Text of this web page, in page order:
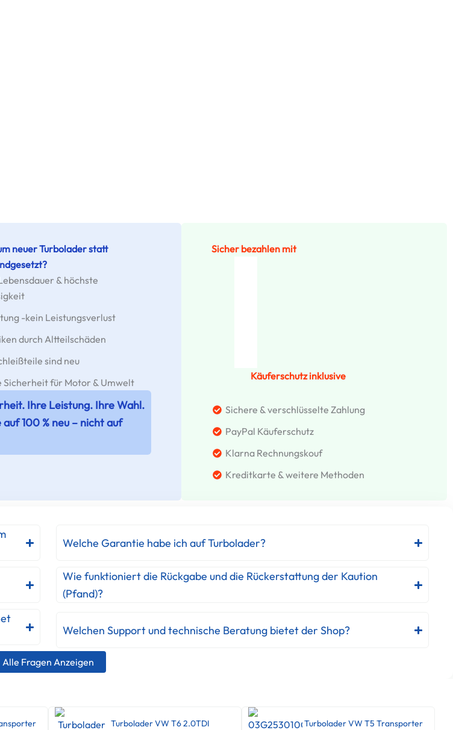
neuer Turbolader statt
& höchste
-kein Leistungsverlust
durch Altteilschäden
sind neu
Sicherheit für Motor & Umwelt
Ihre Leistung. Ihre Wahl.
auf 100 % neu – nicht auf
Sicher bezahlen mit
Käuferschutz inklusive
Sichere & verschlüsselte Zahlung
PayPal Käuferschutz
Klarna Rechnungskouf
Kreditkarte & weitere Methoden
Welche Garantie habe ich auf Turbolader?
Wie funktioniert die Rückgabe und die Rückerstattung der Kaution
(Pfand)?
Welchen Support und technische Beratung bietet der Shop?
Alle Fragen Anzeigen
Turbolader VW T6 2.0TDI
Turbolader VW T5 Transporter